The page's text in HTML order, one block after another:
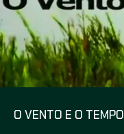
O VENTO E O TEMPO